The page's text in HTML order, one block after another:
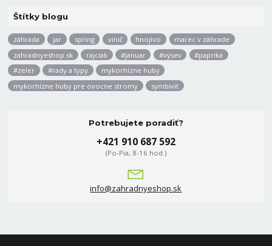
Štítky blogu
záhrada jar spring vinič hnojivo
marec v záhrade
zahradnyeshop.sk
rajciak #januar #výsev
#paprika
#zeler
#rady a typy
mykorhízne huby
mykorhízne huby pre ovocne stromy
symbivit
Potrebujete poradiť?
+421 910 687 592
(Po-Pia, 8-16 hod.)
info@zahradnyeshop.sk